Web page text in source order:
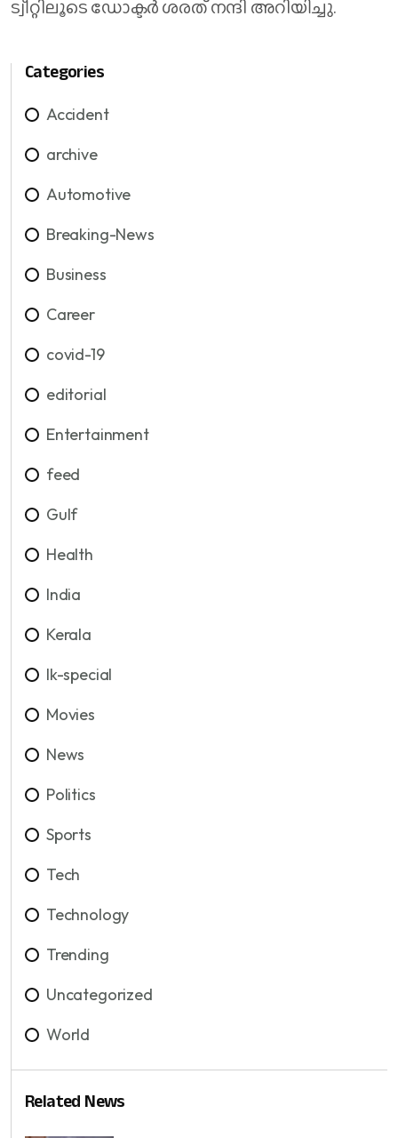
ട്വീറ്റിലൂടെ ഡോക്ടർ ശരത് നന്ദി അറിയിച്ചു.
Categories
Accident
archive
Automotive
Breaking-News
Business
Career
covid-19
editorial
Entertainment
feed
Gulf
Health
India
Kerala
lk-special
Movies
News
Politics
Sports
Tech
Technology
Trending
Uncategorized
World
Related News